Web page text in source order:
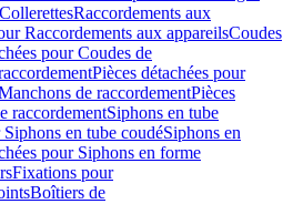
CollerettesRaccordements aux
Raccordements aux appareilsCoudes
pour Coudes de
Pièces détachées pour
de raccordementPièces
raccordementSiphons en tube
Siphons en tube coudéSiphons en
pour Siphons en forme
Fixations pour
Boîtiers de